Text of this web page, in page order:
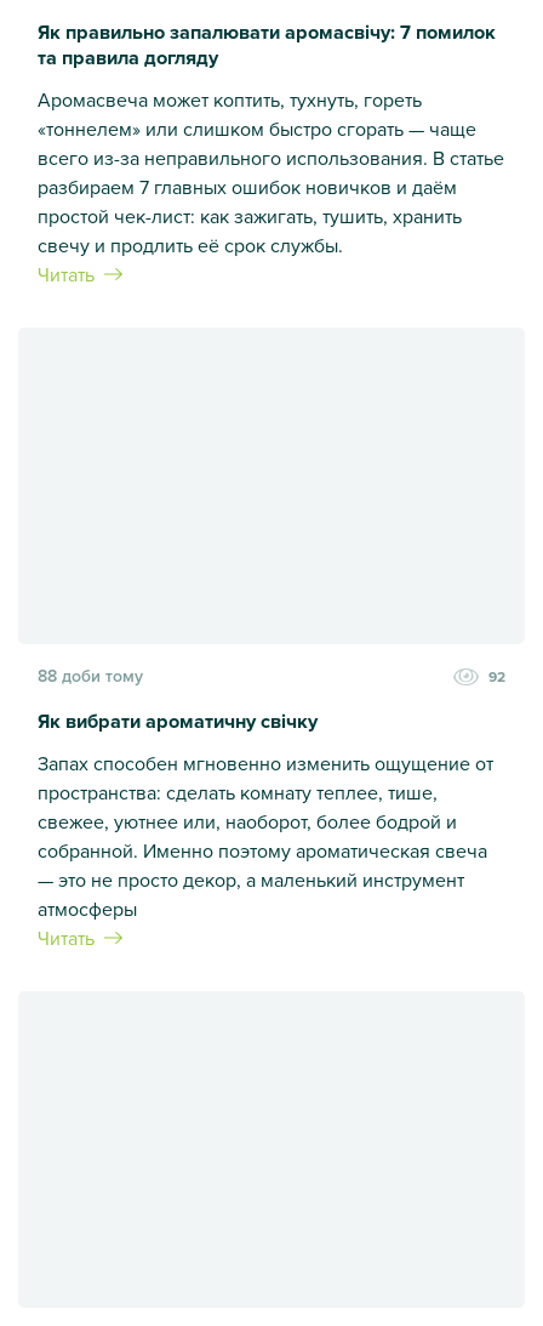
Як правильно запалювати аромасвічу: 7 помилок
та правила догляду
Аромасвеча может коптить, тухнуть, гореть
«тоннелем» или слишком быстро сгорать — чаще
всего из-за неправильного использования. В статье
разбираем 7 главных ошибок новичков и даём
простой чек-лист: как зажигать, тушить, хранить
свечу и продлить её срок службы.
Читать
88 доби тому 92
Як вибрати ароматичну свічку
Запах способен мгновенно изменить ощущение от
пространства: сделать комнату теплее, тише,
свежее, уютнее или, наоборот, более бодрой и
собранной. Именно поэтому ароматическая свеча
— это не просто декор, а маленький инструмент
атмосферы
Читать